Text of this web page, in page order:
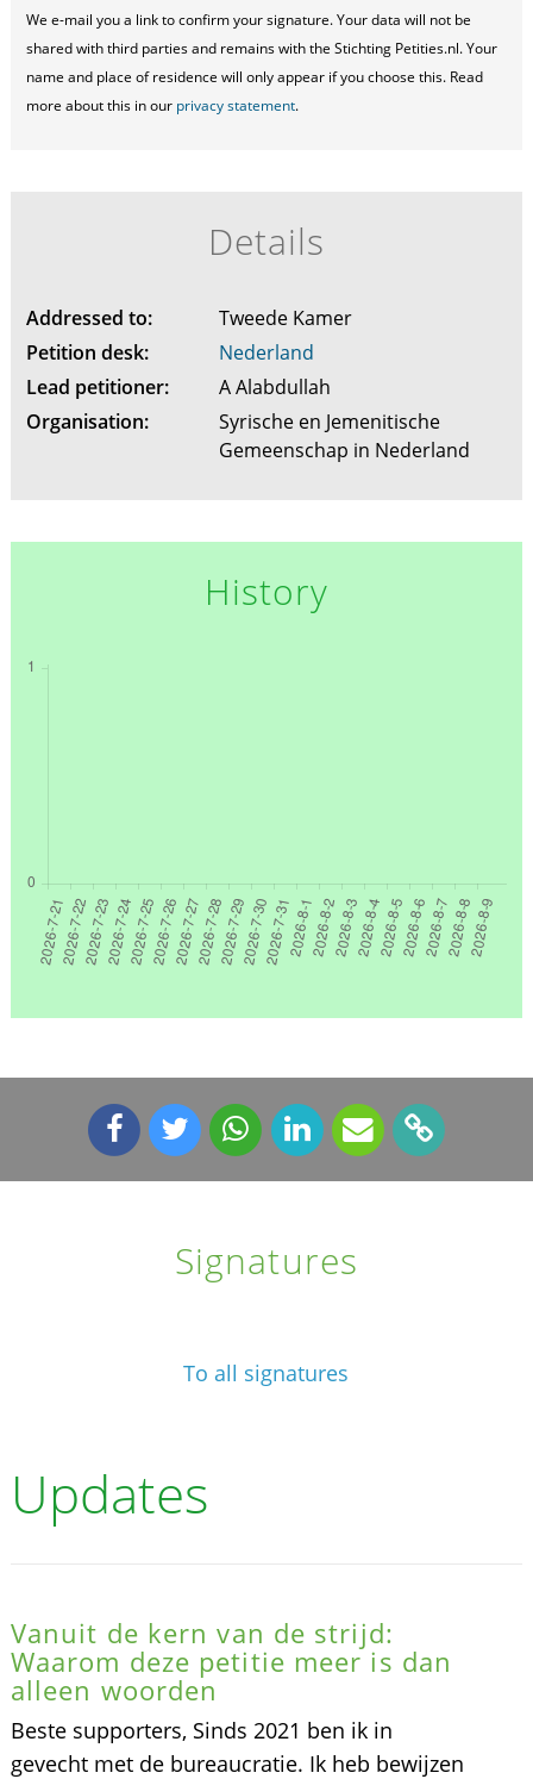
We e-mail you a link to confirm your signature. Your data will not be
shared with third parties and remains with the Stichting Petities.nl. Your
name and place of residence will only appear if you choose this. Read
more about this in our privacy statement.
Details
Addressed to:
Tweede Kamer
Petition desk:
Nederland
Lead petitioner:
A Alabdullah
Organisation:
Syrische en Jemenitische
Gemeenschap in Nederland
History
Signatures
To all signatures
Updates
Vanuit de kern van de strijd:
Waarom deze petitie meer is dan
alleen woorden
Beste supporters, Sinds 2021 ben ik in
gevecht met de bureaucratie. Ik heb bewijzen